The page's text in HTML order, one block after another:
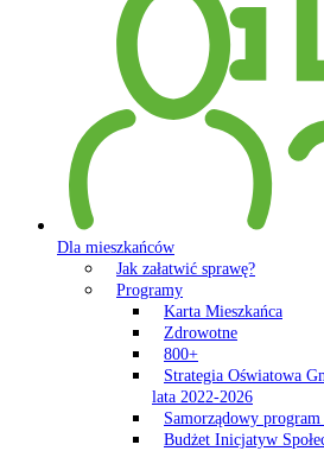
Dla mieszkańców
Jak załatwić sprawę?
Programy
Karta Mieszkańca
Zdrowotne
800+
Strategia Oświatowa
lata 2022-2026
Samorządowy
Budżet Inicjatyw